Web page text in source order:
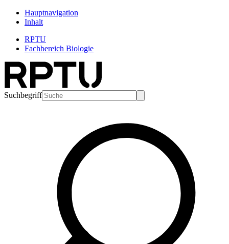
Hauptnavigation
Inhalt
RPTU
Fachbereich Biologie
Suchbegriff